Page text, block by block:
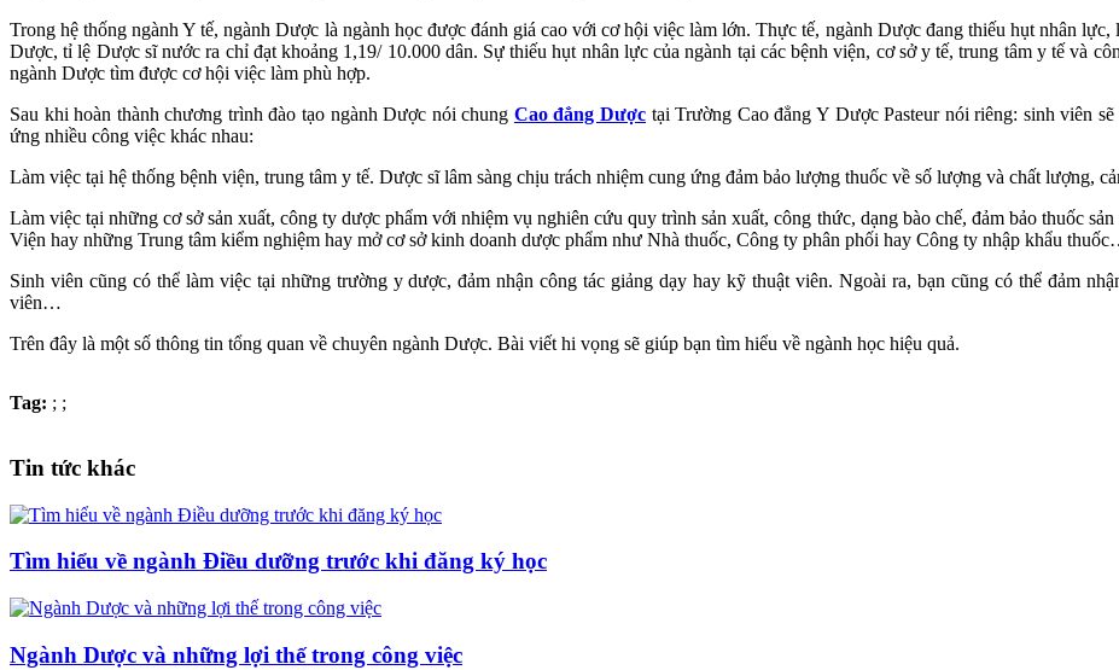
Trong hệ thống ngành Y tế, ngành Dược là ngành học được đánh giá cao với cơ hội việc làm lớn. Thực tế, ngành Dược đang thiếu hụt nhân
Dược, tỉ lệ Dược sĩ nước ra chỉ đạt khoảng 1,19/ 10.000 dân. Sự thiếu hụt nhân lực của ngành tại các bệnh viện, cơ sở y tế, trung tâm y tế và
ngành Dược tìm được cơ hội việc làm phù hợp.
Sau khi hoàn thành chương trình đào tạo ngành Dược nói chung Cao đẳng Dược tại Trường Cao đẳng Y Dược Pasteur nói riêng: sinh viên
ứng nhiều công việc khác nhau:
Làm việc tại hệ thống bệnh viện, trung tâm y tế. Dược sĩ lâm sàng chịu trách nhiệm cung ứng đảm bảo lượng thuốc về số lượng và chất lượng,
Làm việc tại những cơ sở sản xuất, công ty dược phẩm với nhiệm vụ nghiên cứu quy trình sản xuất, công thức, dạng bào chế, đảm bảo thuốc
Viện hay những Trung tâm kiểm nghiệm hay mở cơ sở kinh doanh dược phẩm như Nhà thuốc, Công ty phân phối hay Công ty nhập khẩu
Sinh viên cũng có thể làm việc tại những trường y dược, đảm nhận công tác giảng dạy hay kỹ thuật viên. Ngoài ra, bạn cũng có thể đảm
viên…
Trên đây là một số thông tin tổng quan về chuyên ngành Dược. Bài viết hi vọng sẽ giúp bạn tìm hiểu về ngành học hiệu quả.
Tag: ; ;
Tin tức khác
Tìm hiểu về ngành Điều dưỡng trước khi đăng ký học
Ngành Dược và những lợi thế trong công việc